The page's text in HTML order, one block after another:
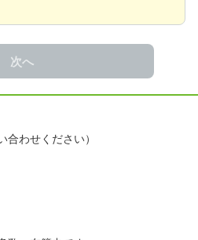
次へ
わせください）